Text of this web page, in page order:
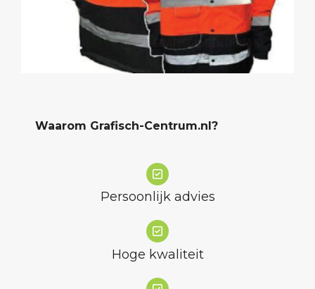
Waarom Grafisch-Centrum.nl?
Persoonlijk advies
Hoge kwaliteit